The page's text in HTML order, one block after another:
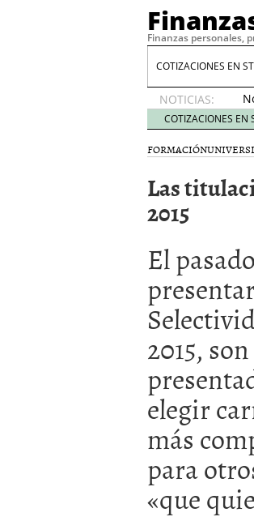
Finanzas personales,
COTIZACIONES EN
NOTICIAS:
de
a
COTIZACIONES EN
FORMACIÓN
Las
2015
El
2015,
elegir
más
para
«que